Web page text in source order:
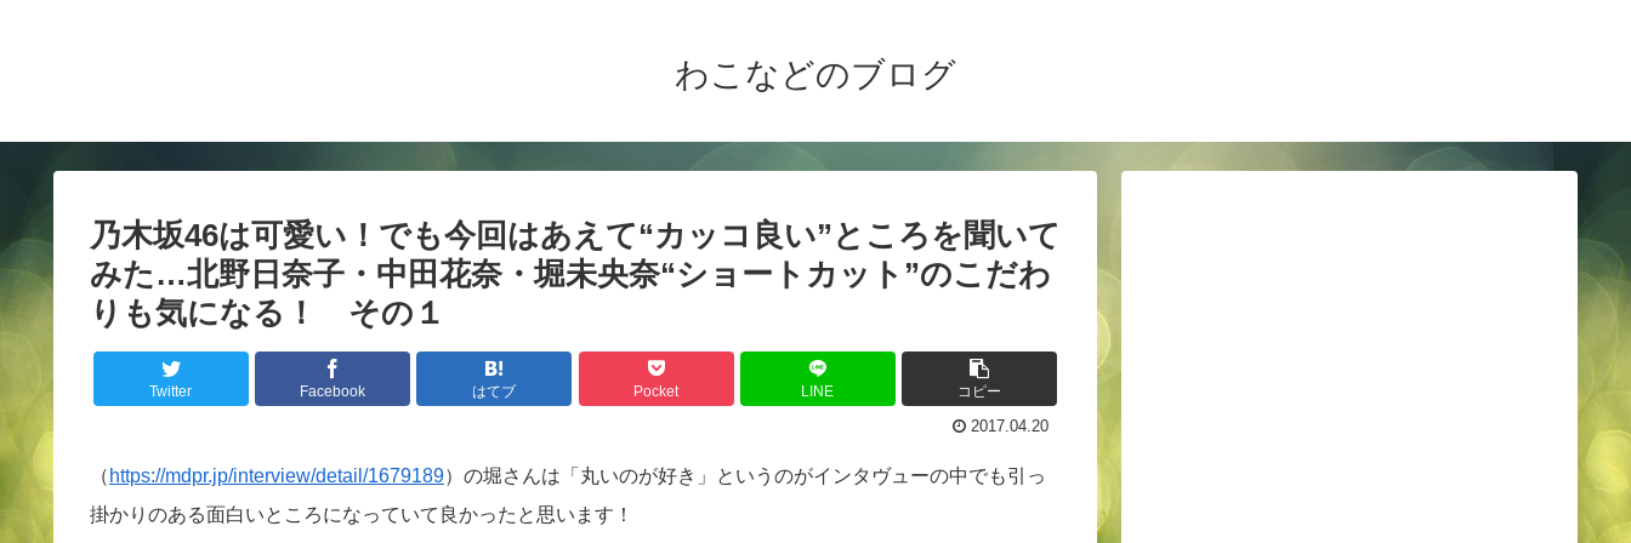
わこなどのブログ
乃木坂46は可愛い！でも今回はあえて“カッコ良い”ところを聞いて
みた…北野日奈子・中田花奈・堀未央奈“ショートカット”のこだわ
りも気になる！ その１
Twitter Facebook はてブ Pocket LINE コピー
2017.04.20
（ https://mdpr.jp/interview/detail/1679189）の堀さんは「丸いのが好き」というのがインタヴューの中でも引っ
掛かりのある面白いところになっていて良かったと思います！